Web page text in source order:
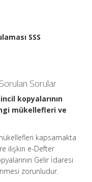
SSS
Sorular
kopyalarının
mükellefleri ve
kapsamakta
ilişkin e-Defter
Gelir İdaresi
zorunludur.